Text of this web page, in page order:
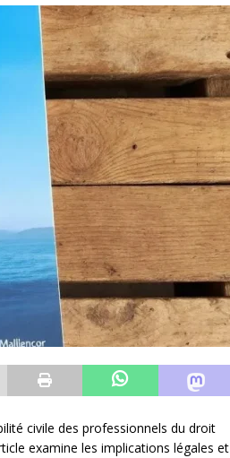
civile des professionnels du droit
examine les implications légales et